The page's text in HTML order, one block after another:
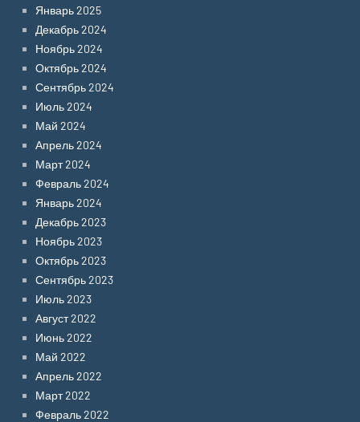
Январь 2025
Декабрь 2024
Ноябрь 2024
Октябрь 2024
Сентябрь 2024
Июль 2024
Май 2024
Апрель 2024
Март 2024
Февраль 2024
Январь 2024
Декабрь 2023
Ноябрь 2023
Октябрь 2023
Сентябрь 2023
Июль 2023
Август 2022
Июнь 2022
Май 2022
Апрель 2022
Март 2022
Февраль 2022